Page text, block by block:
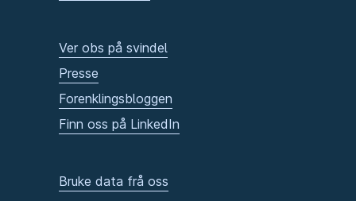
Ver obs på svindel
Presse
Forenklingsbloggen
Finn oss på LinkedIn
Bruke data frå oss